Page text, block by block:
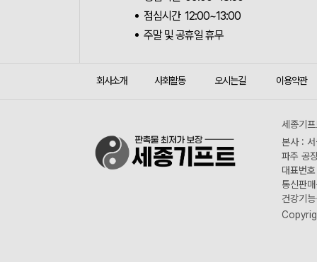
점심시간 12:00~13:00
주말 및 공휴일 휴무
회사소개 사회활동 오시는길 이용약관
세종기
본사 :
파주 공
대표번
통신판
건강기